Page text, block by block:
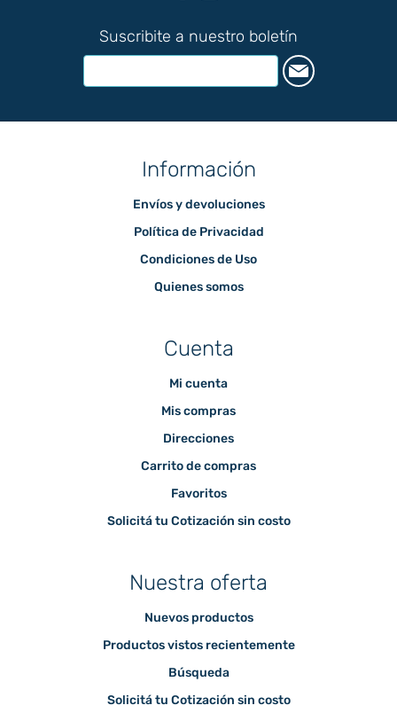
Suscribite a nuestro boletín
Información
Envíos y devoluciones
Política de Privacidad
Condiciones de Uso
Quienes somos
Cuenta
Mi cuenta
Mis compras
Direcciones
Carrito de compras
Favoritos
Solicitá tu Cotización sin costo
Nuestra oferta
Nuevos productos
Productos vistos recientemente
Búsqueda
Solicitá tu Cotización sin costo